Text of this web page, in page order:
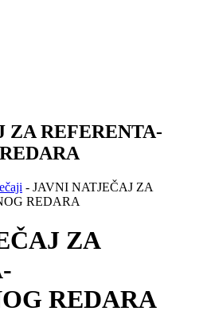
ZA REFERENTA-
- JAVNI NATJEČAJ ZA
REDARA
ZA
REDARA